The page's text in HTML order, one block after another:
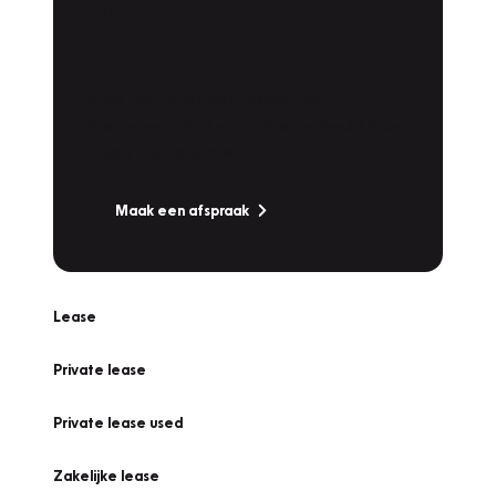
Maak een afspraak
Lease
Private lease
Private lease used
Zakelijke lease